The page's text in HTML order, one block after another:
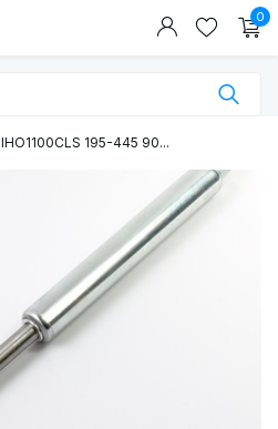
0
195-445 90...